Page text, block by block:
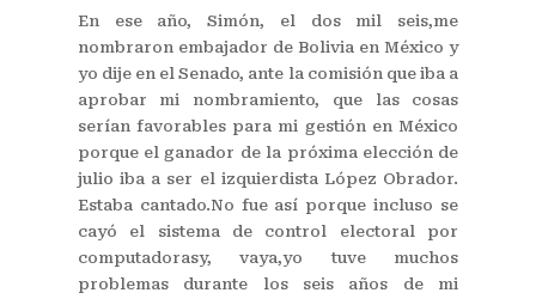
En ese año, Simón, el dos mil seis,me
nombraron embajador de Bolivia en México y
yo dije en el Senado, ante la comisión que iba a
aprobar mi nombramiento, que las cosas
serían favorables para mi gestión en México
porque el ganador de la próxima elección de
julio iba a ser el izquierdista López Obrador.
Estaba cantado.No fue así porque incluso se
cayó el sistema de control electoral por
computadorasy, vaya,yo tuve muchos
problemas durante los seis años de mi